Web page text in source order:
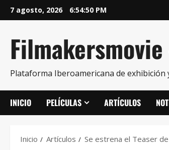
7 agosto, 2026 6:54:50 PM
Plataforma Iberoamericana de
INICIO PELÍCULAS ARTÍCULOS
Inicio Artículos Se estrena el Teaser